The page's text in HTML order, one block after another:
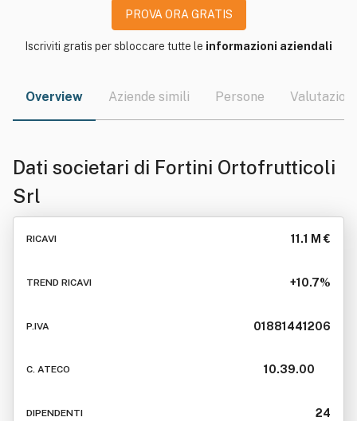
PROVA ORA GRATIS
Iscriviti gratis per sbloccare tutte le informazioni aziendali
Overview Aziende simili Persone Valutazioni
Dati societari di Fortini Ortofrutticoli
Srl
RICAVI 11.1 M €
TREND RICAVI +10.7%
P.IVA 01881441206
C. ATECO 10.39.00
DIPENDENTI 24